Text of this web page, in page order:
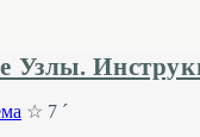
Узлы.
☆ 7 ´